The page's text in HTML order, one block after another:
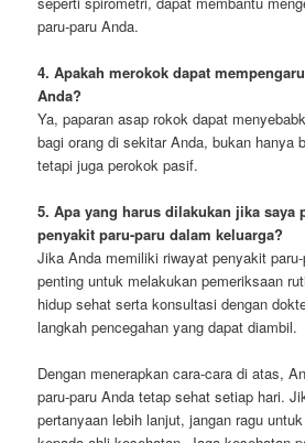
paru-paru Anda.
4. Apakah merokok dapat
Anda?
Ya, paparan asap rokok dapat
bagi orang di sekitar Anda, bukan hanya
tetapi juga perokok pasif.
5. Apa yang harus dilakukan jika saya
penyakit paru-paru dalam keluarga?
Jika Anda memiliki riwayat penyakit
penting untuk melakukan pemeriksaan
hidup sehat serta konsultasi dengan
langkah pencegahan yang dapat diambil.
Dengan menerapkan cara-cara di atas,
paru-paru Anda tetap sehat setiap hari.
pertanyaan lebih lanjut, jangan ragu